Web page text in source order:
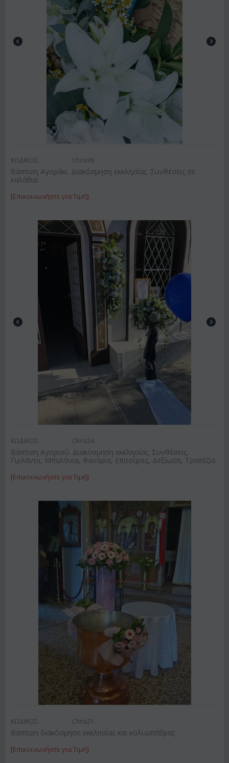
ΚΩΔΙΚΟΣ: Chris36
Βάπτιση Αγοράκι. Διακόσμηση εκκλησίας. Συνθέσεις σε
καλάθια.
[Επικοινωνήστε για Τιμή]
ΚΩΔΙΚΟΣ: Chris34
Βάπτιση Αγοριού. Διακόσμηση εκκλησίας. Συνθέσεις,
Γιρλάντα, Μπαλόνια, Φανάρια, Επιτοίχιες, Δεξίωση, Τραπέζια.
[Επικοινωνήστε για Τιμή]
ΚΩΔΙΚΟΣ: Chris21
Βάπτιση διακόσμηση εκκλησίας και κολυμπήθρας
[Επικοινωνήστε για Τιμή]